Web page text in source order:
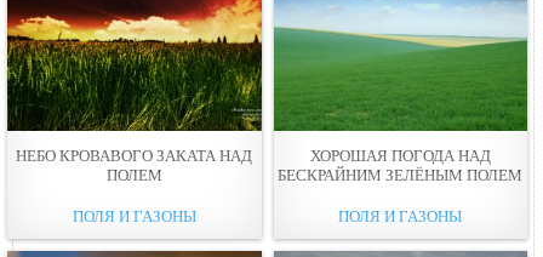
НЕБО КРОВАВОГО ЗАКАТА НАД
ПОЛЕМ
ПОЛЯ И ГАЗОНЫ
ХОРОШАЯ ПОГОДА НАД
БЕСКРАЙНИМ ЗЕЛЁНЫМ ПОЛЕМ
ПОЛЯ И ГАЗОНЫ